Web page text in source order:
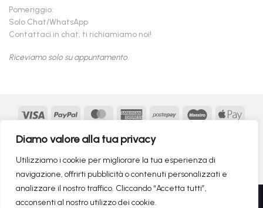
Diamo valore alla tua privacy
Utilizziamo i cookie per migliorare la tua esperienza di
navigazione, offrirti pubblicità o contenuti personalizzati e
analizzare il nostro traffico. Cliccando “Accetta tutti”,
acconsenti al nostro utilizzo dei cookie.
Pomeriggio:
Solo Chat/WhatsApp
Contattaci in chat, ti richiamiamo noi!
Riceviamo solo su appuntamento.
Visa PayPal MasterCardAmericanPostepay Maestro
Google
MasterCardKlarna
Copyright 2026 © flashmac® - MONOFASE SRL - P.IVA:
02982260214 | produced by
monofase
Recedere dal contratto qui